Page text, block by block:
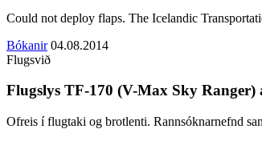
Could not deploy flaps. The Icelandic
Bókanir 04.08.2014
Flugsvið
Flugslys TF-170 (V-Max Sky
Ofreis í flugtaki og brotlenti. Rannsóknarnefnd